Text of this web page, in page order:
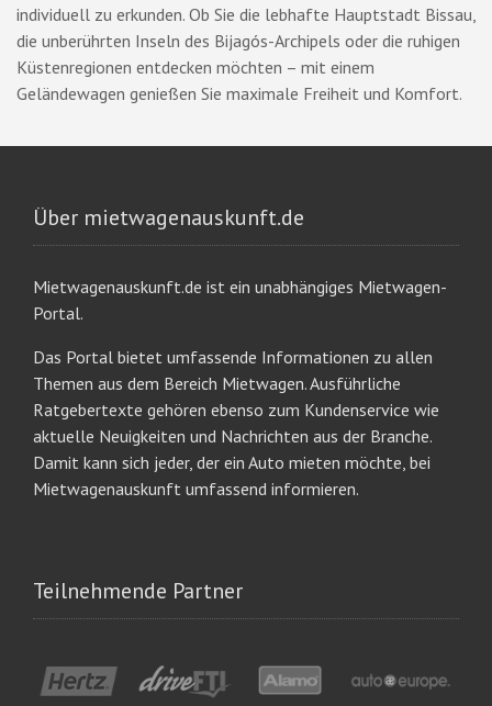
individuell zu erkunden. Ob Sie die lebhafte Hauptstadt Bissau,
die unberührten Inseln des Bijagós-Archipels oder die ruhigen
Küstenregionen entdecken möchten – mit einem
Geländewagen genießen Sie maximale Freiheit und Komfort.
Über mietwagenauskunft.de
Mietwagenauskunft.de ist ein unabhängiges Mietwagen-
Portal.
Das Portal bietet umfassende Informationen zu allen
Themen aus dem Bereich Mietwagen. Ausführliche
Ratgebertexte gehören ebenso zum Kundenservice wie
aktuelle Neuigkeiten und Nachrichten aus der Branche.
Damit kann sich jeder, der ein Auto mieten möchte, bei
Mietwagenauskunft umfassend informieren.
Teilnehmende Partner